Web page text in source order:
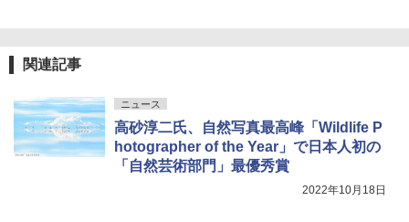
関連記事
ニュース
高砂淳二氏、自然写真最高峰「Wildlife P
hotographer of the Year」で日本人初の
「自然芸術部門」最優秀賞
2022年10月18日